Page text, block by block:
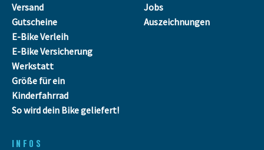
Versand
Gutscheine
E-Bike Verleih
E-Bike Versicherung
Werkstatt
Größe für ein
Kinderfahrrad
So wird dein Bike geliefert!
Jobs
Auszeichnungen
INFOS